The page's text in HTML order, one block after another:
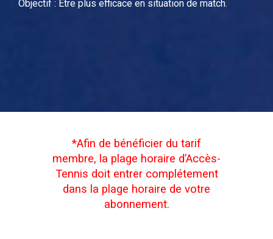
Objectif : Être plus efficace en situation de match.
*Afin de bénéficier du tarif
membre, la plage horaire d’Accès-
Tennis doit entrer complétement
dans la plage horaire de votre
abonnement.